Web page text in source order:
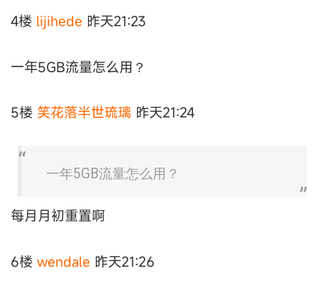
4楼 lijihede 昨天21:23
一年5GB流量怎么用？
5楼 笑花落半世琉璃 昨天21:24
一年5GB流量怎么用？
每月月初重置啊
6楼 wendale 昨天21:26